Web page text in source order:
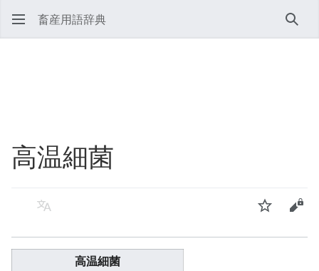
畜産用語辞典 検索
高温細菌
言語 ウォッチソ
高温細菌